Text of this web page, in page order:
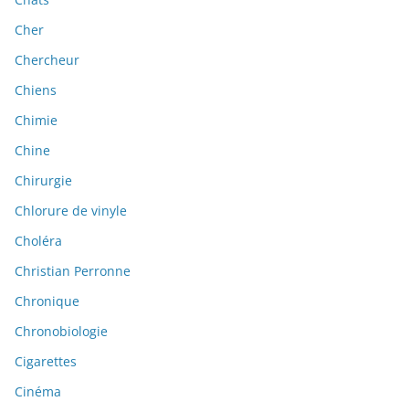
Cher
Chercheur
Chiens
Chimie
Chine
Chirurgie
Chlorure de vinyle
Choléra
Christian Perronne
Chronique
Chronobiologie
Cigarettes
Cinéma